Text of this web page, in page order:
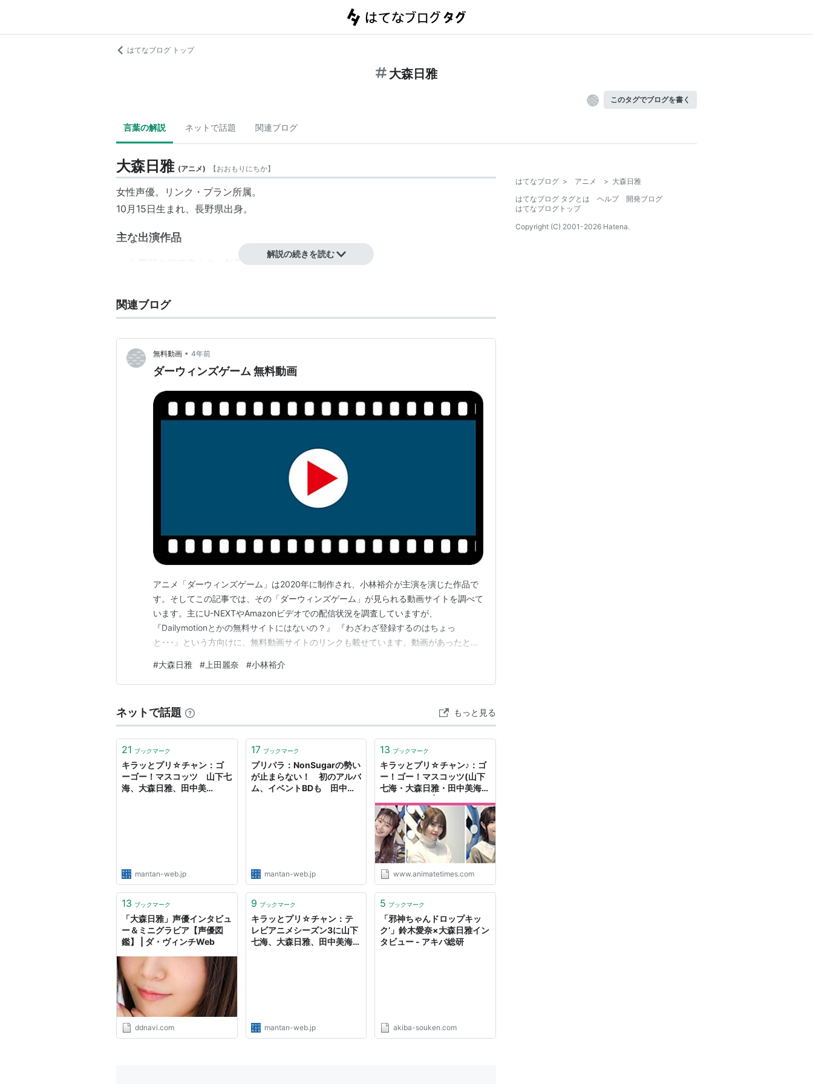
はてなブログ トップ
大森日雅
このタグでブログを書く
言葉の解説 ネットで話題 関連ブログ
大森日雅 (アニメ) 【おおもりにちか】
女性声優。 リンク・プラン所属。
10月15日生まれ、長野県出身。
主な出演作品
六畳間の侵略者！？（虹野ゆりか）
聖剣使いの禁呪詠唱（ユーリ・オレグビッチ・ジルコフ）
空戦魔導士候補生の教官（シーラ）
紅殻のパンドラ（制服）
パンでPeace! （佐倉のあ）
リスト::声優/あ行
解説の続きを読む
関連ブログ
無料動画 • 4年前
ダーウィンズゲーム 無料動画
アニメ「ダーウィンズゲーム」は2020年に制作され、小林裕介が主演を演じた作品で
す。そしてこの記事では、その「ダーウィンズゲーム」が見られる動画サイトを調べて
います。主にU-NEXTやAmazonビデオでの配信状況を調査していますが、
『Dailymotionとかの無料サイトにはないの？』 『わざわざ登録するのはちょっ
と･･･』という方向けに、無料動画サイトのリンクも載せています。動画があったとし
トでも動画を探してみてください。1.「ダーウィンズゲーム」を無料サイトで探す無料
サイトで探す場合は以下のリンクから。 You…
#大森日雅 # 上田麗奈 #小林裕介
ネットで話題 もっと見る
21 ブックマーク
キラッとプリ☆チャン：ゴ
ーゴー！マスコッツ 山下七
海、大森日雅、田中美
mantan-web.jp
17 ブックマーク
プリパラ：NonSugarの勢い
が止まらない！ 初のアルバ
ム、イベントBDも 田中美
mantan-web.jp
13 ブックマーク
キラッとプリ☆チャン♪：ゴ
ー！ゴー！マスコッツ(山下
七海・大森日雅・田中美海)
イムズ
www.animatetimes.com
13 ブックマーク
「大森日雅」声優インタビュ
ー＆ミニグラビア【声優図
鑑】 | ダ・ヴィンチWeb
ddnavi.com
9 ブックマーク
キラッとプリ☆チャン：テ
レビアニメシーズン3に山下
七海、大森日雅、田中美海
mantan-web.jp
5 ブックマーク
「邪神ちゃんドロップキッ
ク’」鈴木愛奈×大森日雅イン
タビュー - アキバ総研
akiba-souken.com
はてなブログ > アニメ > 大森日雅
はてなブログ タグとは
ヘルプ
開発ブログ
はてなブログトップ
Copyright (C) 2001-2026 Hatena.